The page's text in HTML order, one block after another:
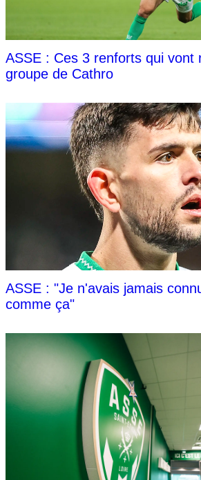
ASSE : Ces 3 renforts qui vont
groupe de Cathro
ASSE : "Je n'avais jamais
comme ça"